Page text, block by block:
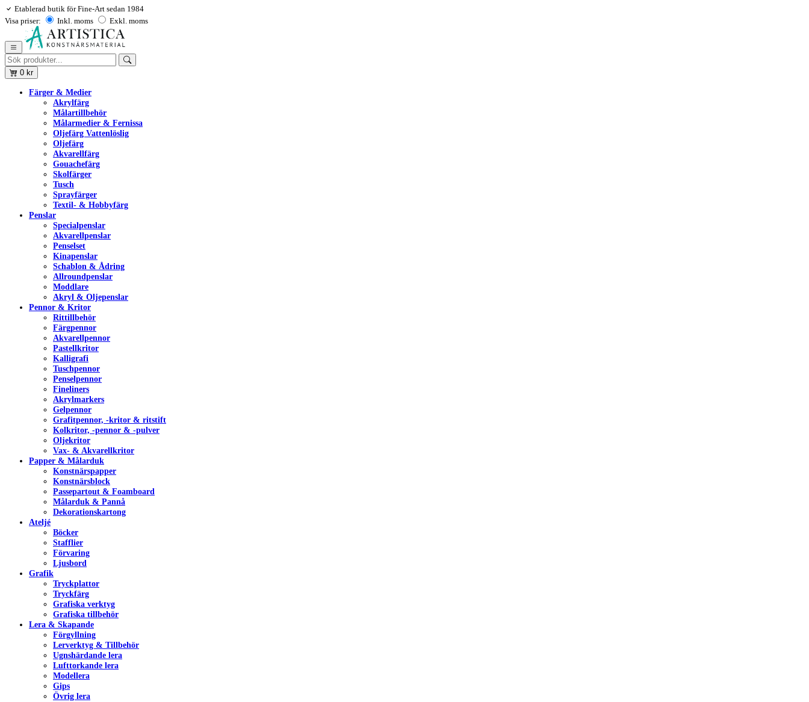
Etablerad butik för Fine-Art sedan 1984
Visa priser:
Inkl. moms Exkl. moms
0 kr
Färger & Medier
Akrylfärg
Målartillbehör
Målarmedier & Fernissa
Oljefärg Vattenlöslig
Oljefärg
Akvarellfärg
Gouachefärg
Skolfärger
Tusch
Sprayfärger
Textil- & Hobbyfärg
Penslar
Specialpenslar
Akvarellpenslar
Penselset
Kinapenslar
Schablon & Ådring
Allroundpenslar
Moddlare
Akryl & Oljepenslar
Pennor & Kritor
Rittillbehör
Färgpennor
Akvarellpennor
Pastellkritor
Kalligrafi
Tuschpennor
Penselpennor
Fineliners
Akrylmarkers
Gelpennor
Grafitpennor, -kritor & ritstift
Kolkritor, -pennor & -pulver
Oljekritor
Vax- & Akvarellkritor
Papper & Målarduk
Konstnärspapper
Konstnärsblock
Passepartout & Foamboard
Målarduk & Pannå
Dekorationskartong
Ateljé
Böcker
Stafflier
Förvaring
Ljusbord
Grafik
Tryckplattor
Tryckfärg
Grafiska verktyg
Grafiska tillbehör
Lera & Skapande
Förgyllning
Lerverktyg & Tillbehör
Ugnshärdande lera
Lufttorkande lera
Modellera
Gips
Övrig lera